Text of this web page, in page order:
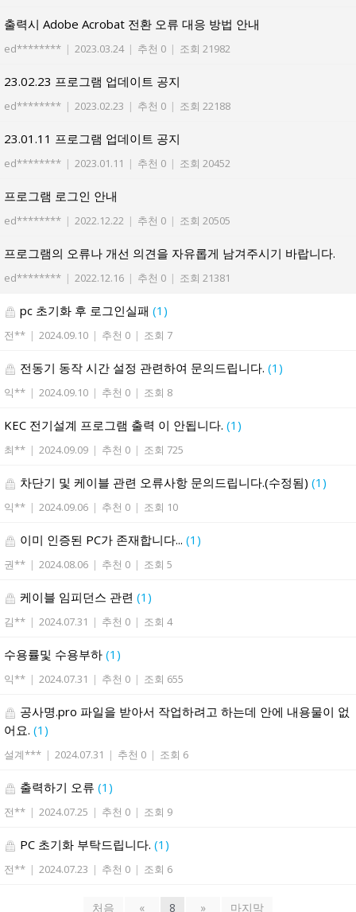
출력시 Adobe Acrobat 전환 오류 대응 방법 안내
ed******** | 2023.03.24 | 추천 0 | 조회 21982
23.02.23 프로그램 업데이트 공지
ed******** | 2023.02.23 | 추천 0 | 조회 22188
23.01.11 프로그램 업데이트 공지
ed******** | 2023.01.11 | 추천 0 | 조회 20452
프로그램 로그인 안내
ed******** | 2022.12.22 | 추천 0 | 조회 20505
프로그램의 오류나 개선 의견을 자유롭게 남겨주시기 바랍니다.
ed******** | 2022.12.16 | 추천 0 | 조회 21381
pc 초기화 후 로그인실패 (1)
전** | 2024.09.10 | 추천 0 | 조회 7
전동기 동작 시간 설정 관련하여 문의드립니다. (1)
익** | 2024.09.10 | 추천 0 | 조회 8
KEC 전기설계 프로그램 출력 이 안됩니다. (1)
최** | 2024.09.09 | 추천 0 | 조회 725
차단기 및 케이블 관련 오류사항 문의드립니다.(수정됨) (1)
익** | 2024.09.06 | 추천 0 | 조회 10
이미 인증된 PC가 존재합니다... (1)
권** | 2024.08.06 | 추천 0 | 조회 5
케이블 임피던스 관련 (1)
김** | 2024.07.31 | 추천 0 | 조회 4
수용률및 수용부하 (1)
익** | 2024.07.31 | 추천 0 | 조회 655
공사명.pro 파일을 받아서 작업하려고 하는데 안에 내용물이 없
어요. (1)
설계*** | 2024.07.31 | 추천 0 | 조회 6
출력하기 오류 (1)
전** | 2024.07.25 | 추천 0 | 조회 9
PC 초기화 부탁드립니다. (1)
전** | 2024.07.23 | 추천 0 | 조회 6
처음 « 8 » 마지막